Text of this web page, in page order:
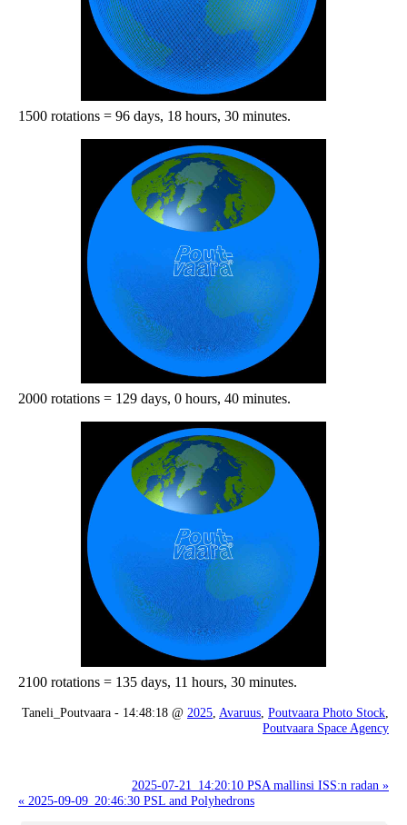
1500 rotations = 96 days, 18 hours, 30 minutes.
2000 rotations = 129 days, 0 hours, 40 minutes.
2100 rotations = 135 days, 11 hours, 30 minutes.
Taneli_Poutvaara - 14:48:18 @ 2025 Avaruus Poutvaara Photo Stock
Poutvaara Space Agency
2025-07-21_14:20:10 PSA mallinsi ISS:n radan »
« 2025-09-09_20:46:30 PSL and Polyhedrons